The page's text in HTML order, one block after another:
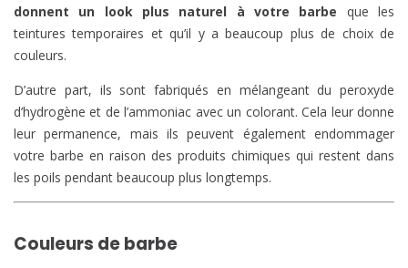
donnent un look plus naturel à votre barbe que les
teintures temporaires et qu’il y a beaucoup plus de choix de
couleurs.
D’autre part, ils sont fabriqués en mélangeant du peroxyde
d’hydrogène et de l’ammoniac avec un colorant. Cela leur donne
leur permanence, mais ils peuvent également endommager
votre barbe en raison des produits chimiques qui restent dans
les poils pendant beaucoup plus longtemps.
Couleurs de barbe